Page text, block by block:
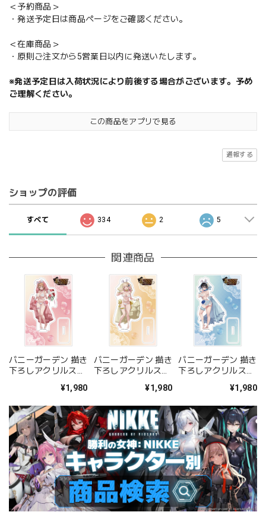
＜予約商品＞
・発送予定日は商品ページをご確認ください。
＜在庫商品＞
・原則ご注文から5営業日以内に発送いたします。
※発送予定日は入荷状況により前後する場合がございます。予め
ご理解ください。
この商品をアプリで見る
通報する
ショップの評価
すべて 334 2 5
関連商品
バニーガーデン 描き
下ろしアクリルスタ
エディング水着)¥1,980
バニーガーデン 描き
下ろしアクリルスタ
ディング水着)¥1,980
バニーガーデン 描き
下ろしアクリルスタ
ウエディング水着)
¥1,980